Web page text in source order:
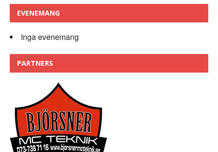
EVENEMANG
Inga evenemang
PARTNERS